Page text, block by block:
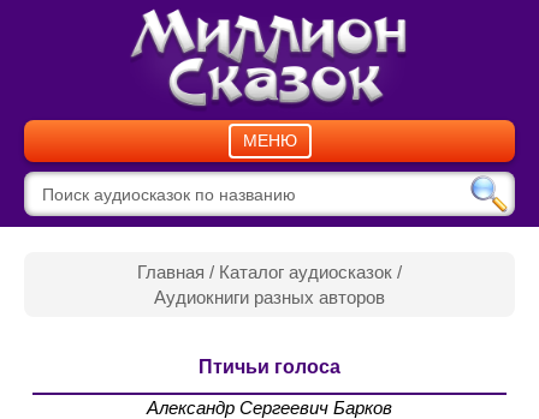
МЕНЮ
Главная / Каталог аудиосказок /
Аудиокниги разных авторов
Птичьи голоса
Александр Сергеевич Барков